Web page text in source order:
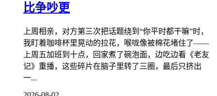
比争吵更
上周相亲，对方第三次把话题绕到“你平时都干嘛”时，
我盯着咖啡杯里晃动的拉花，喉咙像被棉花堵住了——
上周五加班到十点，回家煮了碗泡面，边吃边看《老友
记》重播，这些碎片在脑子里转了三圈，最后只挤出
一...